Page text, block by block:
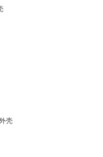
外壳
外壳
外壳
壳